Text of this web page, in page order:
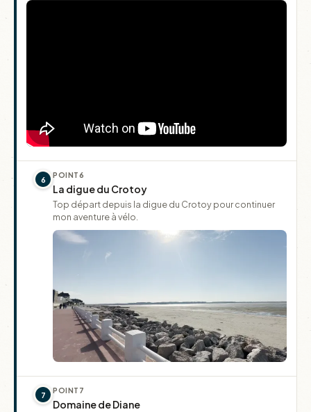
6 POINT6
La digue du Crotoy
Top départ depuis la digue du Crotoy pour continuer
mon aventure à vélo.
7 POINT 7
Domaine de Diane